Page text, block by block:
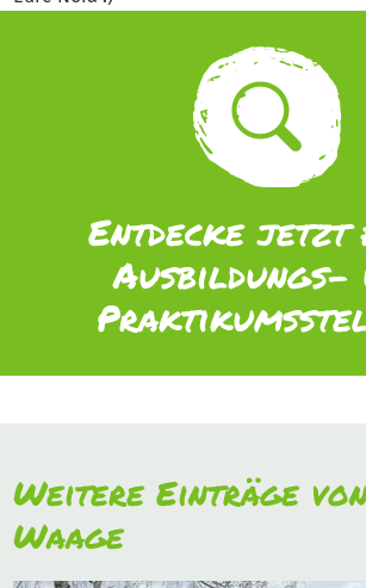
Entdecke jetzt
Ausbildungs-
Weitere Einträge
Waage